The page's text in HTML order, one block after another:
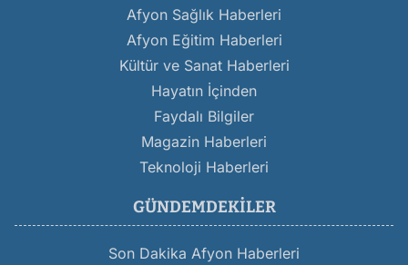
Afyon Sağlık Haberleri
Afyon Eğitim Haberleri
Kültür ve Sanat Haberleri
Hayatın İçinden
Faydalı Bilgiler
Magazin Haberleri
Teknoloji Haberleri
GÜNDEMDEKILER
Son Dakika Afyon Haberleri